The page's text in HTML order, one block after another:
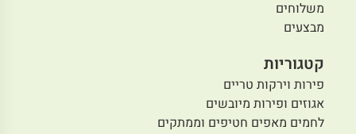
משלוחים
מבצעים
קטגוריות
פירות וירקות טריים
אגוזים ופירות מיובשים
לחמים מאפים חטיפים וממתקים